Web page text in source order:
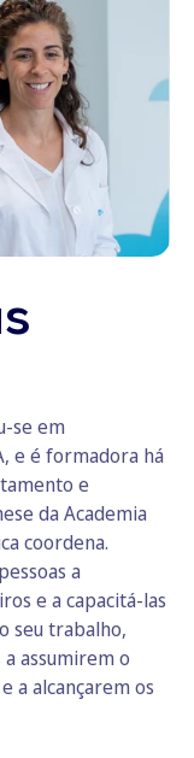
se em
e é formadora há
e
da Academia
coordena.
a
e a capacitá-las
seu trabalho,
assumirem o
a alcançarem os